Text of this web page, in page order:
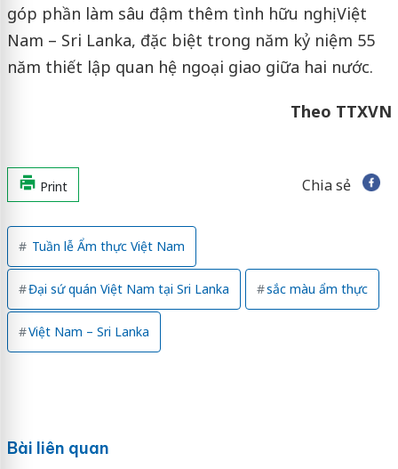
góp phần làm sâu đậm thêm tình hữu nghị Việt
Nam – Sri Lanka, đặc biệt trong năm kỷ niệm 55
năm thiết lập quan hệ ngoại giao giữa hai nước.
Theo TTXVN
Print Chia sẻ
Tuần lễ Ẩm thực Việt Nam
Đại sứ quán Việt Nam tại Sri Lanka sắc màu ẩm thực
Việt Nam – Sri Lanka
Bài liên quan